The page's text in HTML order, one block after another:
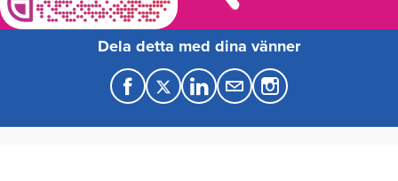
Dela detta med dina vänner
F
a
T
w
L
i
M
a